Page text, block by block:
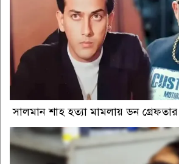
সালমান শাহ হত্যা মামলায় ডন গ্রেফতার